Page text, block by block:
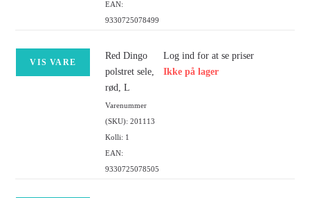
EAN:
9330725078499
VIS VARE
Red Dingo
polstret sele,
rød, L
Varenummer
(SKU): 201113
Kolli: 1
EAN:
9330725078505
Log ind for at se priser
Ikke på lager